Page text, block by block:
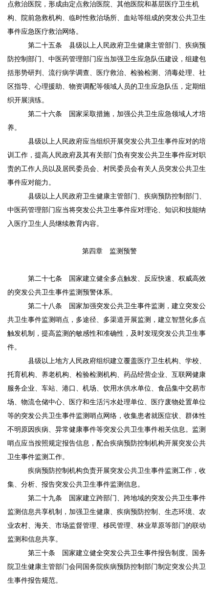
点救治医院，形成由定点救治医院、其他医院和基层医疗卫生机
构、院前急救机构、临时性救治场所、血站等组成的突发公共卫生
事件应急医疗救治网络。
第二十五条 县级以上人民政府卫生健康主管部门、疾病预
防控制部门、中医药管理部门应当加强卫生应急队伍建设，组建包
括形势研判、流行病学调查、医疗救治、检验检测、消毒处理、社
区指导、心理援助、物资调配等领域人员的卫生应急队伍，定期组
织开展演练。
第二十六条 国家采取措施，加强公共卫生应急领域人才培
养。
县级以上人民政府应当组织开展突发公共卫生事件应对的培
训工作，提高人民政府及其有关部门负有突发公共卫生事件应对职
责的工作人员以及居民委员会、村民委员会有关人员突发公共卫生
事件应对能力。
县级以上人民政府卫生健康主管部门、疾病预防控制部门、
中医药管理部门应当将突发公共卫生事件应对理论、知识和技能纳
入医疗卫生人员继续教育内容。
第四章 监测预警
第二十七条 国家建立健全多点触发、反应快速、权威高效
的突发公共卫生事件监测预警体系。
第二十八条 国家加强突发公共卫生事件监测，建立突发公
共卫生事件监测哨点，多途径、多渠道开展监测，建立智慧化多点
触发机制，提高监测的敏感性和准确性，及时发现突发公共卫生事
件。
县级以上地方人民政府组织建立覆盖医疗卫生机构、学校、
托育机构、养老机构、检验检测机构、药品经营企业、互联网健康
服务企业、车站、港口、机场、饮用水供水单位、食品集中交易市
场、物流仓储中心、医疗和生活污水处理单位、医疗废物处置单位
等的突发公共卫生事件监测哨点网络，收集患者就医症状、群体性
不明原因疾病、异常健康事件等突发公共卫生事件相关信息。监测
哨点应当按照规定报告信息，配合疾病预防控制机构开展突发公共
卫生事件监测工作。
疾病预防控制机构负责开展突发公共卫生事件监测工作，收
集、分析、报告突发公共卫生事件监测信息。
第二十九条 国家建立跨部门、跨地域的突发公共卫生事件
监测信息共享机制，加强卫生健康、疾病预防控制、生态环境、农
业农村、海关、市场监督管理、移民管理、林业草原等部门的联动
监测和信息共享。
第三十条 国家建立健全突发公共卫生事件报告制度。国务
院卫生健康主管部门会同国务院疾病预防控制部门制定突发公共卫
生事件报告规范。